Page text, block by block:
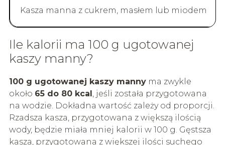
Kasza manna z cukrem, masłem lub miodem
Ile kalorii ma 100 g ugotowanej
kaszy manny?
100 g ugotowanej kaszy mannyma zwykle
około 65 do 80 kcal, jeśli została przygotowana
na wodzie. Dokładna wartość zależy od proporcji.
Rzadsza kasza, przygotowana z większą ilością
wody, będzie miała mniej kalorii w 100 g. Gęstsza
kasza, przygotowana z większej ilości suchego